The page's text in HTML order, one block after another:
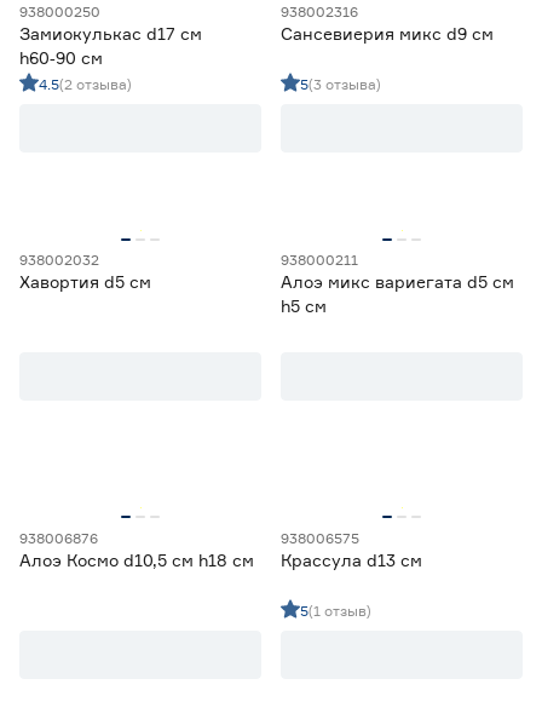
938000250
Замиокулькас d17 см
h60‑90 см
4.5(2 отзыва)
938002316
Сансевиерия микс d9 см
5(3 отзыва)
938002032
Хавортия d5 см
938000211
Алоэ микс вариегата d5 см
h5 см
938006876
Алоэ Космо d10,5 см h18 см
938006575
Крассула d13 см
5(1 отзыв)